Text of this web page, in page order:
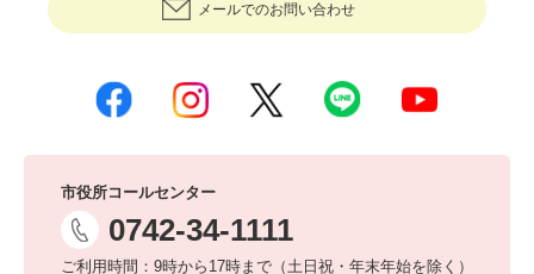
メールでのお問い合わせ
市役所コールセンター
0742-34-1111
ご利用時間：9時から17時まで（土日祝・年末年始を除く）